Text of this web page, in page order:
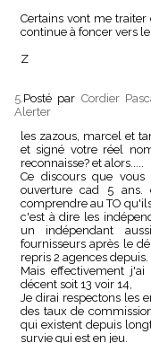
Certains vont me traiter
continue à foncer vers le
Z
5. Posté par Cordier
Alerter
les zazous, marcel et
et signé votre réel
reconnaisse? et alors.....
Ce discours que
ouverture cad 5 ans.
comprendre au TO
c'est à dire les
un indépendant
fournisseurs après le
repris 2 agences depuis.
Mais effectivement
décent soit 13 voir 14,
Je dirai respectons les
des taux de
qui existent depuis
survie qui est en jeu.